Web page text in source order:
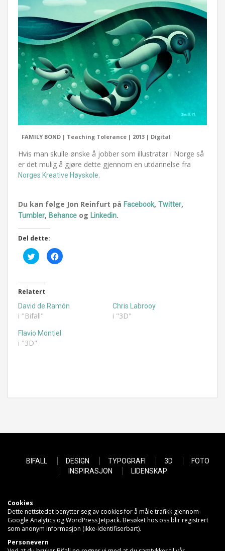
FAMILY BOND | Teaching Tolerance | 2013 | Digital
Hvis man skulle ønske å jobber som illustratør i Norge så
er det mulig å gjøre dette gjennom en utdannelse fra
Norges Kreative Høyskole.
Du kan følge Jon Reinfurt på Facebook, Twitter,
Tumbler, Behance og Linkedin.
Del dette:
Klikk
for
Twitter(åpnes
i
en
ny
fane)
Klikk
for
ny
fane)
Relatert
David de Ramón
i "Bifall"
Chris Labrooy
i "3D"
Flavio Montiel
i "3D"
BIFALL DESIGN TYPOGRAFI 3D
FOTO
INSPIRASJON
LIDENSKAP
Cookies
Dette nettstedet benytter seg av cookies for å måle trafikk gjennom
Google Analytics og WordPress Jetpack. Besøket hos oss blir registrert
som anonym informasjon (ikke-identifiserbart).
Personevern